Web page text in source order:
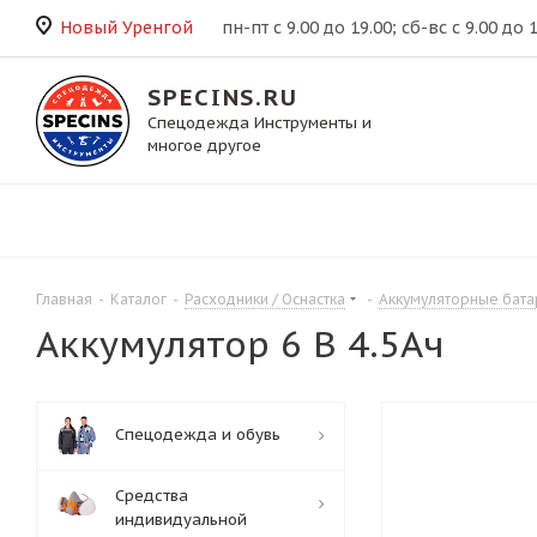
Новый Уренгой пн-пт с 9.00 до 19.00; сб-вс с 9.00 до
SPECINS.RU
Спецодежда Инструменты и
многое другое
Главная - Каталог - Расходники / Оснастка - Аккумуляторные
Аккумулятор 6 В 4.5Ач
Спецодежда и обувь
Средства
индивидуальной